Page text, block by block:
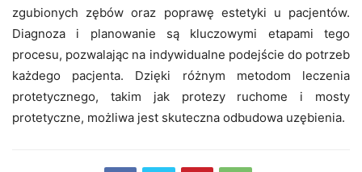
zgubionych zębów oraz poprawę estetyki u pacjentów.
Diagnoza i planowanie są kluczowymi etapami tego
procesu, pozwalając na indywidualne podejście do potrzeb
każdego pacjenta. Dzięki różnym metodom leczenia
protetycznego, takim jak protezy ruchome i mosty
protetyczne, możliwa jest skuteczna odbudowa uzębienia.